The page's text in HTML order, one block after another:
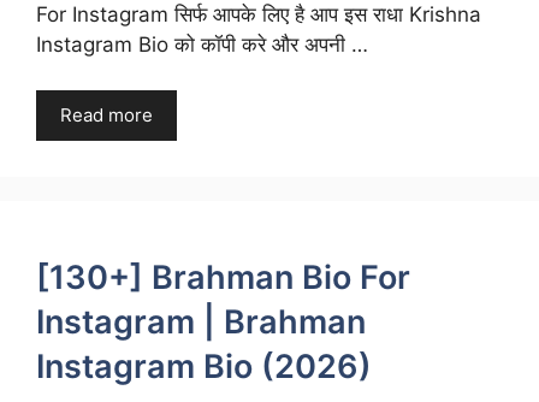
For Instagram सिर्फ आपके लिए है आप इस राधा Krishna
Instagram Bio को कॉपी करे और अपनी …
Read more
[130+] Brahman Bio For
Instagram | Brahman
Instagram Bio (2026)